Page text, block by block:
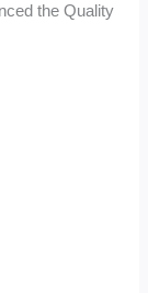
the Quality